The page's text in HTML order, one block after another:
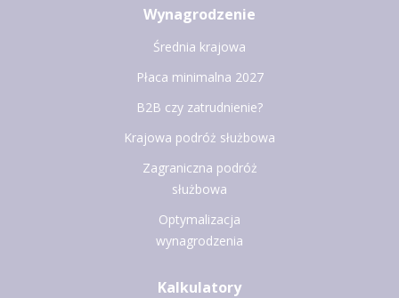
Wynagrodzenie
Średnia krajowa
Płaca minimalna 2027
B2B czy zatrudnienie?
Krajowa podróż służbowa
Zagraniczna podróż
służbowa
Optymalizacja
wynagrodzenia
Kalkulatory